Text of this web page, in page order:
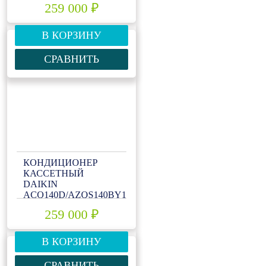
259 000 ₽
В КОРЗИНУ
СРАВНИТЬ
КОНДИЦИОНЕР
КАССЕТНЫЙ
DAIKIN
ACQ140D/AZQS140BY1
259 000 ₽
В КОРЗИНУ